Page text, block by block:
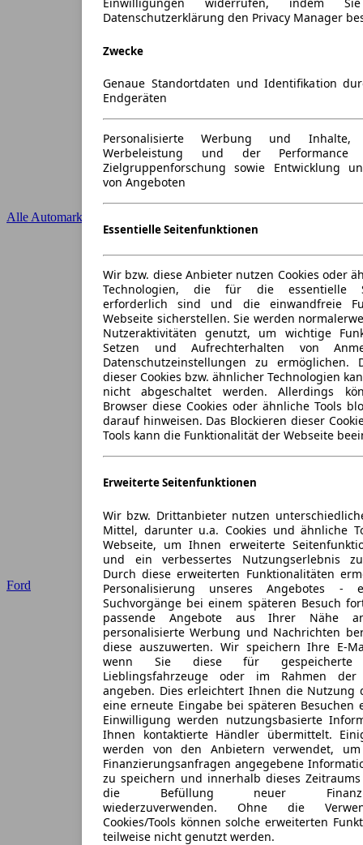
Einwilligungen widerrufen, indem
Datenschutzerklärung den Privacy Manager
Zwecke
Genaue Standortdaten und Identifikation
Endgeräten
Personalisierte Werbung und Inhalte,
Werbeleistung und der
Zielgruppenforschung sowie Entwicklung
von Angeboten
Essentielle Seitenfunktionen
Wir bzw. diese Anbieter nutzen Cookies oder
Technologien, die für die essentielle
erforderlich sind und die einwandfreie
Webseite sicherstellen. Sie werden
Nutzeraktivitäten genutzt, um wichtige
Setzen und Aufrechterhalten von
Datenschutzeinstellungen zu ermöglichen.
dieser Cookies bzw. ähnlicher Technologien
nicht abgeschaltet werden. Allerdings
Browser diese Cookies oder ähnliche Tools
darauf hinweisen. Das Blockieren dieser
Tools kann die Funktionalität der Webseite
Erweiterte Seitenfunktionen
Wir bzw. Drittanbieter nutzen
Mittel, darunter u.a. Cookies und ähnliche
Webseite, um Ihnen erweiterte
und ein verbessertes Nutzungserlebnis
Durch diese erweiterten Funktionalitäten
Personalisierung unseres Angebotes
Suchvorgänge bei einem späteren Besuch
passende Angebote aus Ihrer Nähe
personalisierte Werbung und Nachrichten
diese auszuwerten. Wir speichern Ihre E-
wenn Sie diese für gespeicherte
Lieblingsfahrzeuge oder im Rahmen der
angeben. Dies erleichtert Ihnen die Nutzung
eine erneute Eingabe bei späteren
Einwilligung werden nutzungsbasierte
Ihnen kontaktierte Händler übermittelt.
werden von den Anbietern verwendet,
Finanzierungsanfragen angegebene
zu speichern und innerhalb dieses
die Befüllung neuer
wiederzuverwenden. Ohne die
Cookies/Tools können solche erweiterten
teilweise nicht genutzt werden.
Alle Automarken
Ford